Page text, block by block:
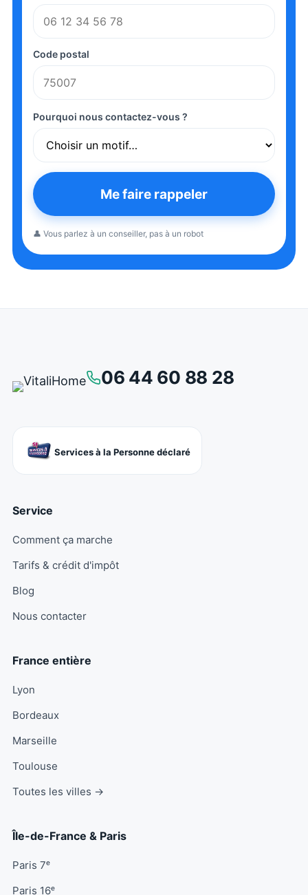
Code postal
Pourquoi nous contactez-vous ?
Me faire rappeler
👤 Vous parlez à un conseiller, pas à un robot
06 44 60 88 28
Services à la Personne déclaré
Service
Comment ça marche
Tarifs & crédit d'impôt
Blog
Nous contacter
France entière
Lyon
Bordeaux
Marseille
Toulouse
Toutes les villes →
Île-de-France & Paris
Paris 7ᵉ
Paris 16ᵉ